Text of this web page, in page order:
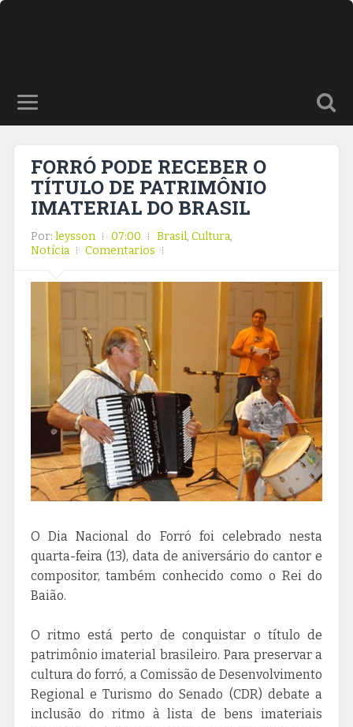
FORRÓ PODE RECEBER O
TÍTULO DE PATRIMÔNIO
IMATERIAL DO BRASIL
Por: leysson 07:00 Brasil, Cultura,
Notícia
Comentarios
O Dia Nacional do Forró foi celebrado nesta
quarta-feira (13), data de aniversário do cantor e
compositor, também conhecido como o Rei do
Baião.
O ritmo está perto de conquistar o título de
patrimônio imaterial brasileiro. Para preservar a
cultura do forró, a Comissão de Desenvolvimento
Regional e Turismo do Senado (CDR) debate a
inclusão do ritmo à lista de bens imateriais